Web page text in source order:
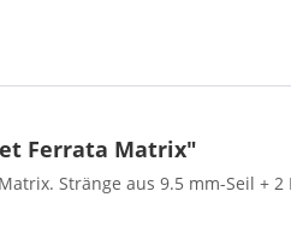
Ferrata Matrix"
Stränge aus 9.5 mm-Seil +